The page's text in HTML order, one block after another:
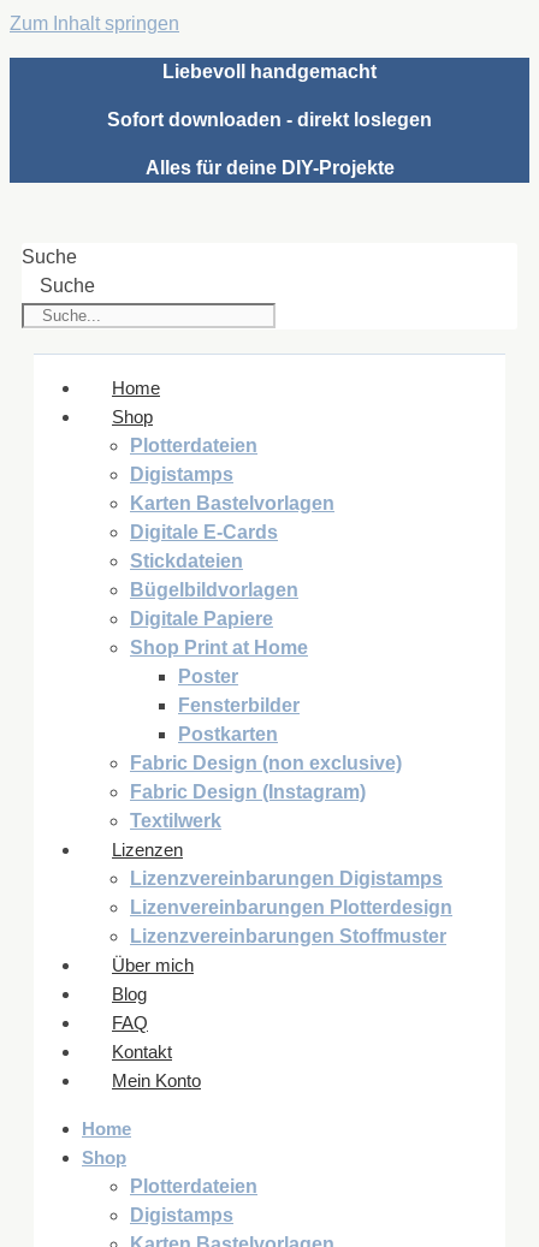
Zum Inhalt springen
Liebevoll handgemacht
Sofort downloaden - direkt loslegen
Alles für deine DIY-Projekte
Suche
Suche
Home
Shop
Plotterdateien
Digistamps
Karten Bastelvorlagen
Digitale E-Cards
Stickdateien
Bügelbildvorlagen
Digitale Papiere
Shop Print at Home
Poster
Fensterbilder
Postkarten
Fabric Design (non exclusive)
Fabric Design (Instagram)
Textilwerk
Lizenzen
Lizenzvereinbarungen Digistamps
Lizenvereinbarungen Plotterdesign
Lizenzvereinbarungen Stoffmuster
Über mich
Blog
FAQ
Kontakt
Mein Konto
Home
Shop
Plotterdateien
Digistamps